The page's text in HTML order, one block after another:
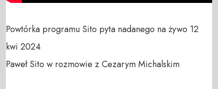
Powtórka programu Sito pyta nadanego na żywo 12
kwi 2024
Paweł Sito w rozmowie z Cezarym Michalskim